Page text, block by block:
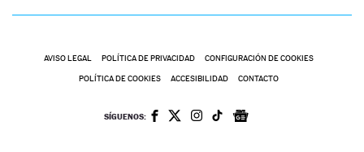
AVISO LEGAL POLÍTICA DE PRIVACIDAD CONFIGURACIÓN DE COOKIES
POLÍTICA DE COOKIES ACCESIBILIDAD CONTACTO
SÍGUENOS: